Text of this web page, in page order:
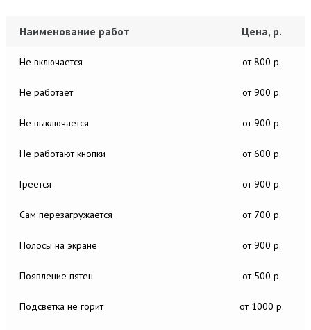
Наименование работ Цена, р.
Не включается от 800 р.
Не работает от 900 р.
Не выключается от 900 р.
Не работают кнопки от 600 р.
Греется от 900 р.
Сам перезагружается от 700 р.
Полосы на экране от 900 р.
Появление пятен от 500 р.
Подсветка не горит от 1000 р.